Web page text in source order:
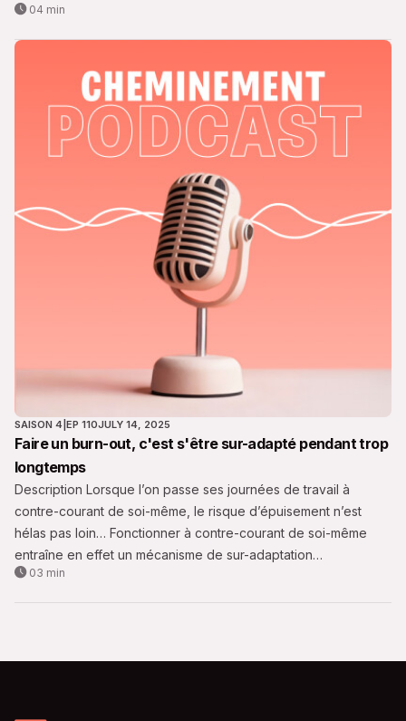
chagrin. Nous vous en parlons aujourd'hui dans cette nouvelle
04 min
SAISON 4 EP 110JULY 14, 2025
Faire un burn-out, c'est s'être sur-adapté pendant trop
longtemps
Description Lorsque l’on passe ses journées de travail à
contre-courant de soi-même, le risque d’épuisement n’est
hélas pas loin… Fonctionner à contre-courant de soi-même
entraîne en effet un mécanisme de sur-adaptation
particulièrement énergivore et délétère. Il y a alors danger.
03 min